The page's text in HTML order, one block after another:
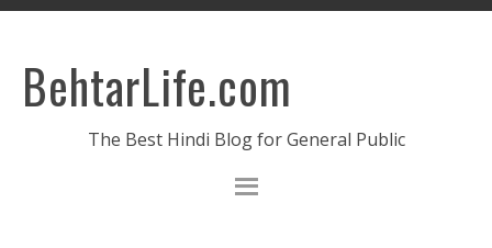
BehtarLife.com
The Best Hindi Blog for General Public